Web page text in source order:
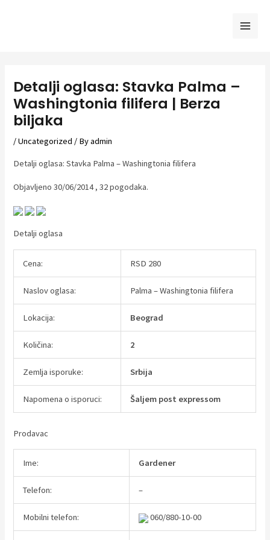
Detalji oglasa: Stavka Palma –
Washingtonia filifera | Berza
biljaka
/Uncategorized / Byadmin
Detalji oglasa: Stavka Palma – Washingtonia filifera
Objavljeno 30/06/2014 , 32 pogodaka.
Detalji oglasa
Cena: RSD 280
Naslov oglasa: Palma – Washingtonia filifera
Lokacija: Beograd
Količina: 2
Zemlja isporuke: Srbija
Napomena o isporuci: Šaljem post expressom
Prodavac
Ime: Gardener
Telefon: –
Mobilni telefon: 060/880-10-00